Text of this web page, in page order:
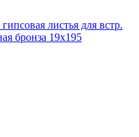
листья для встр.
бронза 19х195